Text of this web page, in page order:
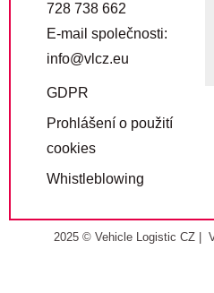
728 738 662
E-mail společnosti:
info@vlcz.eu
GDPR
Prohlášení o použití
cookies
Whistleblowing
2025 © Vehicle Logistic CZ |